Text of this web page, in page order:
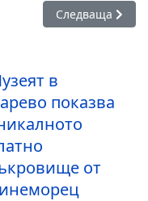
на ретроСледваща
Следваща
в
показва
от